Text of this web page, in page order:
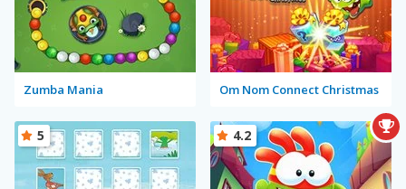
Zumba Mania Om Nom Connect Christmas
5 4.2